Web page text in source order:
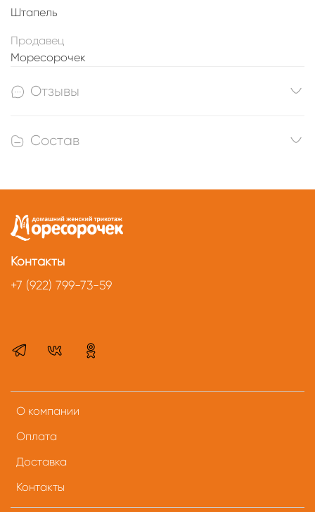
Штапель
Продавец
Моресорочек
Отзывы
Состав
О компании
Оплата
Доставка
Контакты
Контакты
+7 (922) 799-73-59